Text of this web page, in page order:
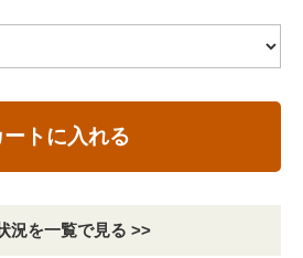
ートに入れる
況を一覧で見る >>